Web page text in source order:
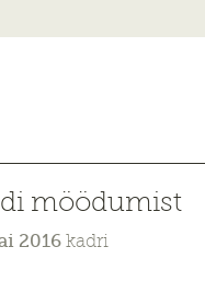
möödumist
2016 kadri